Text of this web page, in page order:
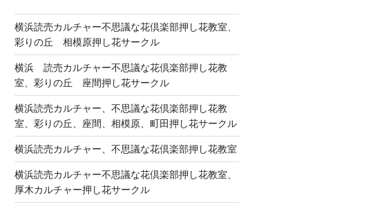
横浜読売カルチャー不思議な花倶楽部押し花教室、
彩りの丘 相模原押し花サークル
横浜 読売カルチャー不思議な花倶楽部押し花教
室、彩りの丘 座間押し花サークル
横浜読売カルチャー、不思議な花倶楽部押し花教
室、彩りの丘、座間、相模原、町田押し花サークル
横浜読売カルチャー、不思議な花倶楽部押し花教室
横浜読売カルチャー不思議な花倶楽部押し花教室、
厚木カルチャー押し花サークル